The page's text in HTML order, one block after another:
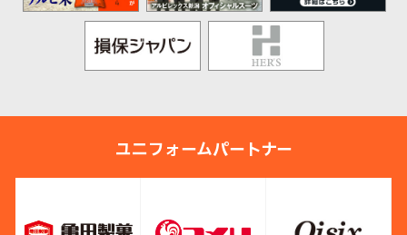
ユニフォームパートナー